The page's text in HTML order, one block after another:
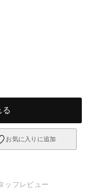
る
お気に入りに追加
ッフレビュー